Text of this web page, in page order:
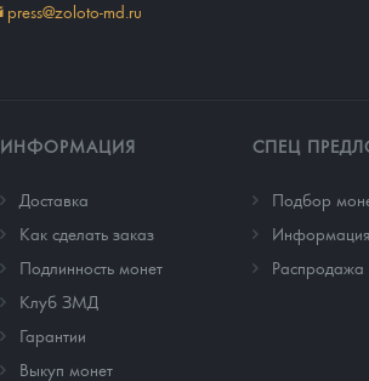
press@zoloto-md.ru
ИНФОРМАЦИЯ
Доставка
Как сделать заказ
Подлинность монет
Клуб ЗМД
Гарантии
Выкуп монет
СПЕЦ
Подбор
Информация
Распродажа